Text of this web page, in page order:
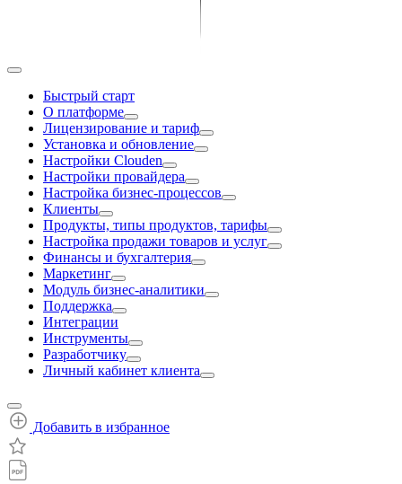
Быстрый старт
О платформе
Лицензирование и тариф
Установка и обновление
Настройки Clouden
Настройки провайдера
Настройка бизнес-процессов
Клиенты
Продукты, типы продуктов, тарифы
Настройка продажи товаров и услуг
Финансы и бухгалтерия
Маркетинг
Модуль бизнес-аналитики
Поддержка
Интеграции
Инструменты
Разработчику
Личный кабинет клиента
Добавить в избранное